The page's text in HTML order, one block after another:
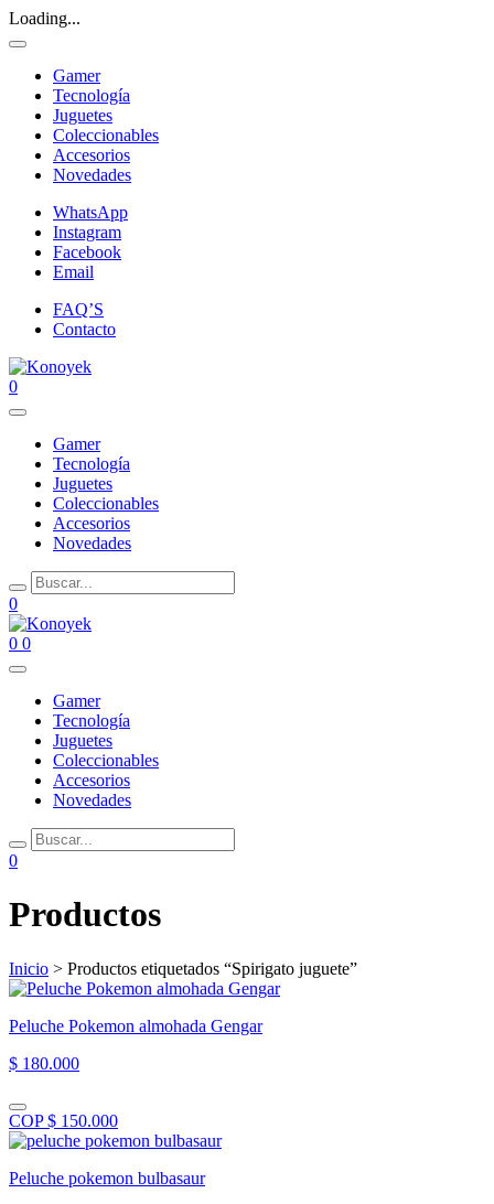
Loading...
Gamer
Tecnología
Juguetes
Coleccionables
Accesorios
Novedades
WhatsApp
Instagram
Facebook
Email
FAQ’S
Contacto
0
Gamer
Tecnología
Juguetes
Coleccionables
Accesorios
Novedades
0
0 0
Gamer
Tecnología
Juguetes
Coleccionables
Accesorios
Novedades
0
Productos
Inicio > Productos etiquetados “Spirigato juguete”
Peluche Pokemon almohada Gengar
$ 180.000
COP $ 150.000
Peluche pokemon bulbasaur